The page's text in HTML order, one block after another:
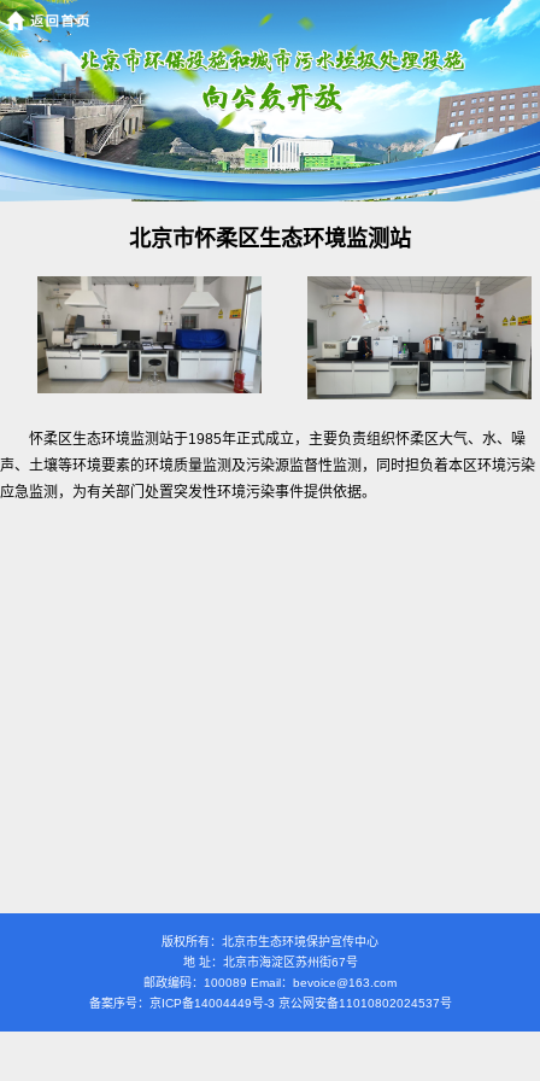
北京市怀柔区生态环境监测站
怀柔区生态环境监测站于1985年正式成立，主要负责组织怀柔区大气、水、噪
声、土壤等环境要素的环境质量监测及污染源监督性监测，同时担负着本区环境污染
应急监测，为有关部门处置突发性环境污染事件提供依据。
版权所有：北京市生态环境保护宣传中心
地 址：北京市海淀区苏州街67号
邮政编码：100089 Email：bevoice@163.com
备案序号：京ICP备14004449号-3 京公网安备11010802024537号